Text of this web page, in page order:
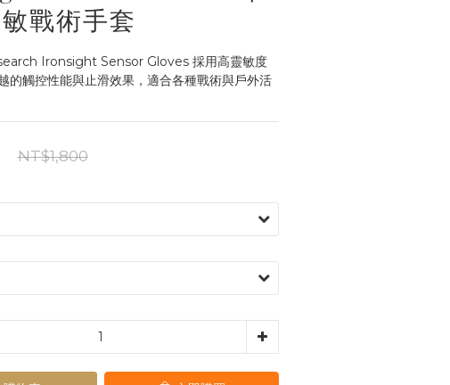
戰術手套
Ironsight Sensor Gloves 採用高靈敏度
的觸控性能與止滑效果，適合各種戰術與戶外活
NT$1,800